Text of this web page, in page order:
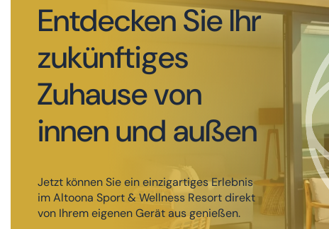
Entdecken Sie Ihr
zukünftiges
Zuhause von
innen und außen
Jetzt können Sie ein einzigartiges Erlebnis
im Altoona Sport & Wellness Resort direkt
von Ihrem eigenen Gerät aus genießen.